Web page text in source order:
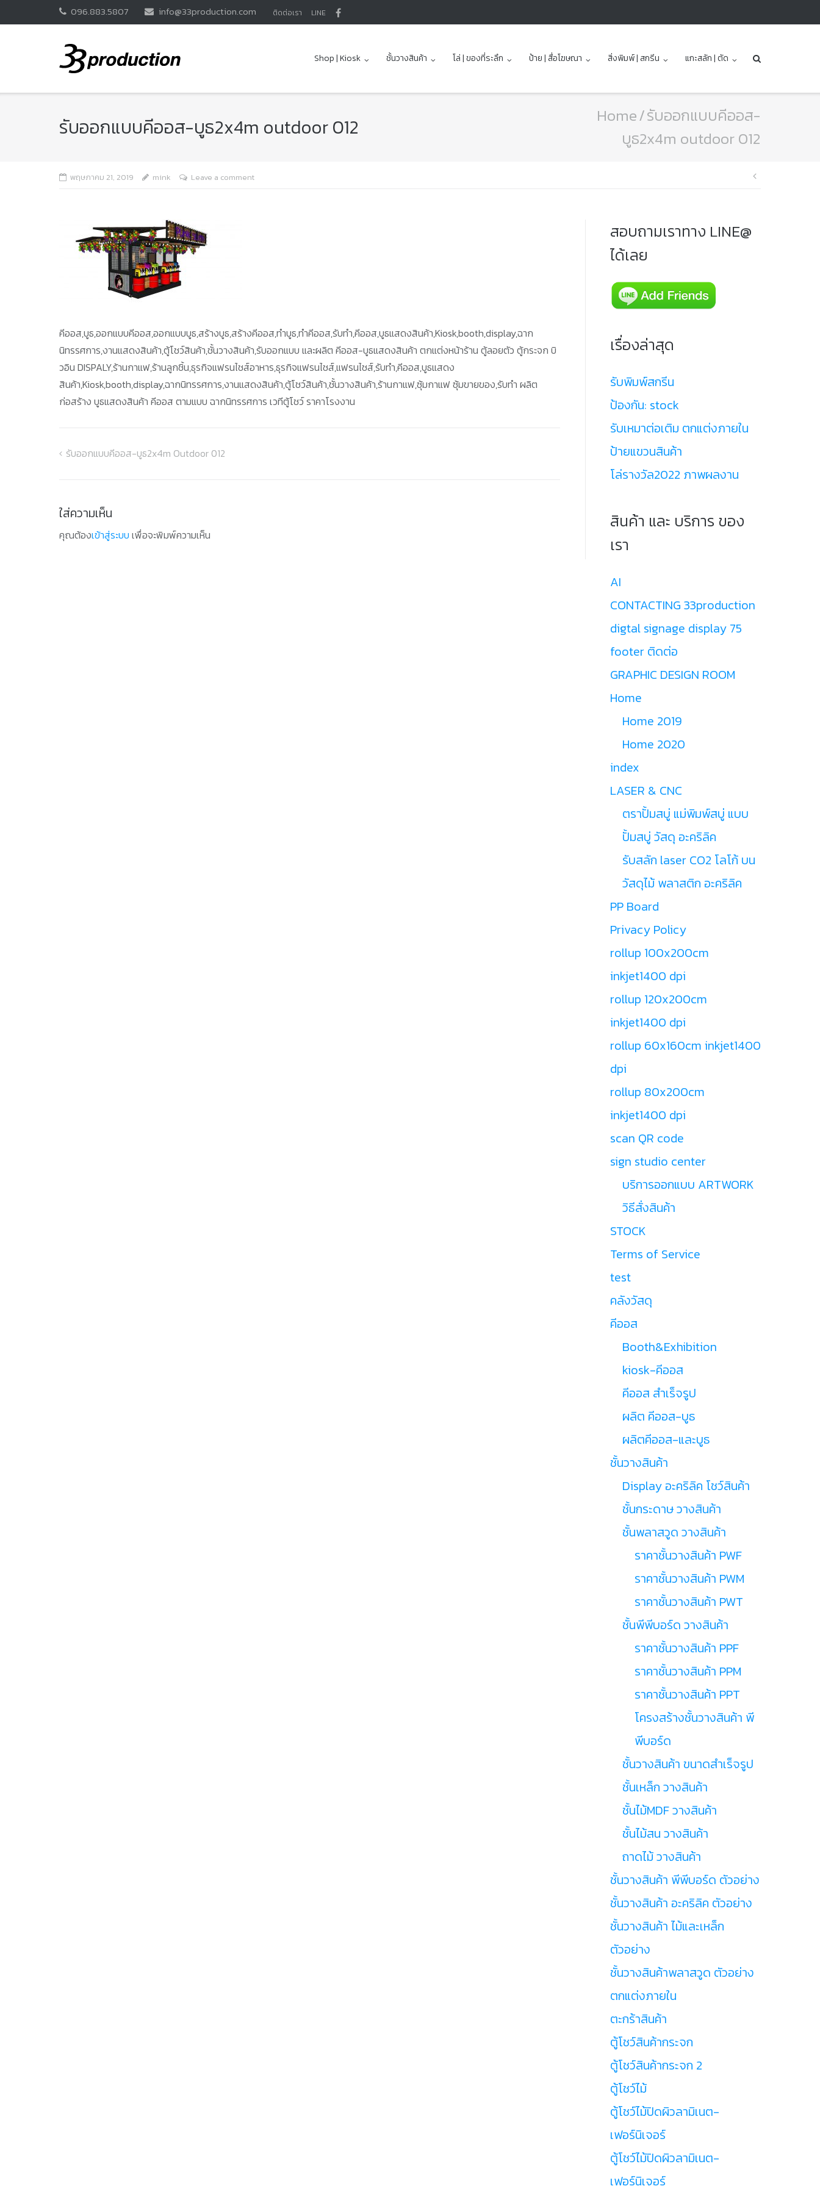
096.883.5807 info@33production.com ติดต่อเรา LINE
Shop | Kiosk ชั้นวางสินค้า โล่ | ของที่ระลึก ป้าย | สื่อโฆษณา สิ่งพิมพ์ | สกรีน แกะสลัก | ตัด
รับออกแบบคีออส-บูธ2x4m outdoor 012 Home/รับออกแบบคีออส-
บูธ2x4m outdoor 012
พฤษภาคม 21, 2019 mink Leave a comment
แนะแนว
คีออส,บูธ,ออกแบบคีออส,ออกแบบบูธ,สร้างบูธ,สร้างคีออส,ทำบูธ,ทำคีออส,รับทำ,คีออส,บูธแสดงสินค้า,Kiosk,booth,display,ฉาก
นิทรรศการ,งานแสดงสินค้า,ตู้โชว์สินค้า,ชั้นวางสินค้า,รับออกแบบ และผลิต คีออส-บูธแสดงสินค้า ตกแต่งหน้าร้าน ตู้ลอยตัว ตู้กระจก บิ
วอิน DISPALY,ร้านกาแฟ,ร้านลูกชิ้น,ธุรกิจแฟรนไชส์อาหาร,ธุรกิจแฟรนไชส์,แฟรนไชส์,รับทำ,คีออส,บูธแสดง
สินค้า,Kiosk,booth,display,ฉากนิทรรศการ,งานแสดงสินค้า,ตู้โชว์สินค้า,ชั้นวางสินค้า,ร้านกาแฟ,ซุ้มกาแฟ ซุ้มขายของ,รับทำ ผลิต
ก่อสร้าง บูธแสดงสินค้า คีออส ตามแบบ ฉากนิทรรศการ เวทีตู้โชว์ ราคาโรงงาน
แนะแนว
รับออกแบบคีออส-บูธ2x4m Outdoor 012
ใส่ความเห็น
คุณต้องเข้าสู่ระบบ เพื่อจะพิมพ์ความเห็น
สอบถามเราทาง LINE@
ได้เลย
เรื่องล่าสุด
รับพิมพ์สกรีน
ป้องกัน: stock
รับเหมาต่อเติม ตกแต่งภายใน
ป้ายแขวนสินค้า
โล่รางวัล2022 ภาพผลงาน
สินค้า และ บริการ ของ
เรา
AI
CONTACTING 33production
digtal signage display 75
footer ติดต่อ
GRAPHIC DESIGN ROOM
Home
Home 2019
Home 2020
index
LASER & CNC
ตราปั้มสบู่ แม่พิมพ์สบู่ แบบ
ปั้มสบู่ วัสดุ อะคริลิค
รับสลัก laser CO2 โลโก้ บน
วัสดุไม้ พลาสติก อะคริลิค
PP Board
Privacy Policy
rollup 100x200cm
inkjet1400 dpi
rollup 120x200cm
inkjet1400 dpi
rollup 60x160cm inkjet1400
dpi
rollup 80x200cm
inkjet1400 dpi
scan QR code
sign studio center
บริการออกแบบ ARTWORK
วิธีสั่งสินค้า
STOCK
Terms of Service
test
คลังวัสดุ
คีออส
Booth&Exhibition
kiosk-คีออส
คีออส สำเร็จรูป
ผลิต คีออส-บูธ
ผลิตคีออส-และบูธ
ชั้นวางสินค้า
Display อะคริลิค โชว์สินค้า
ชั้นกระดาษ วางสินค้า
ชั้นพลาสวูด วางสินค้า
ราคาชั้นวางสินค้า PWF
ราคาชั้นวางสินค้า PWM
ราคาชั้นวางสินค้า PWT
ชั้นพีพีบอร์ด วางสินค้า
ราคาชั้นวางสินค้า PPF
ราคาชั้นวางสินค้า PPM
ราคาชั้นวางสินค้า PPT
โครงสร้างชั้นวางสินค้า พี
พีบอร์ด
ชั้นวางสินค้า ขนาดสำเร็จรูป
ชั้นเหล็ก วางสินค้า
ชั้นไม้MDF วางสินค้า
ชั้นไม้สน วางสินค้า
ถาดไม้ วางสินค้า
ชั้นวางสินค้า พีพีบอร์ด ตัวอย่าง
ชั้นวางสินค้า อะคริลิค ตัวอย่าง
ชั้นวางสินค้า ไม้และเหล็ก
ตัวอย่าง
ชั้นวางสินค้าพลาสวูด ตัวอย่าง
ตกแต่งภายใน
ตะกร้าสินค้า
ตู้โชว์สินค้ากระจก
ตู้โชว์สินค้ากระจก 2
ตู้โชว์ไม้
ตู้โชว์ไม้ปิดผิวลามิเนต-
เฟอร์นิเจอร์
ตู้โชว์ไม้ปิดผิวลามิเนต-
เฟอร์นิเจอร์